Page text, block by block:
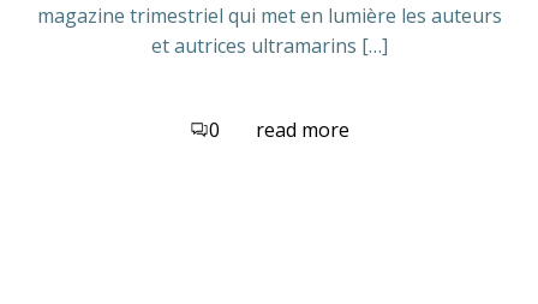
magazine trimestriel qui met en lumière les auteurs
et autrices ultramarins […]
0 read more